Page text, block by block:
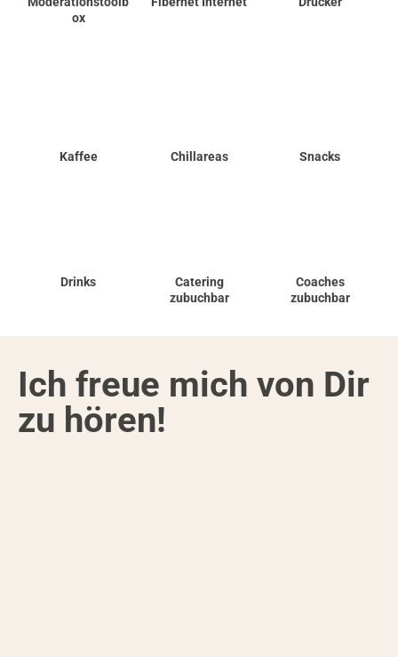
ox
Kaffee Chillareas Snacks
Drinks
Catering
zubuchbar
Coaches
zubuchbar
Ich freue mich von Dir
zu hören!